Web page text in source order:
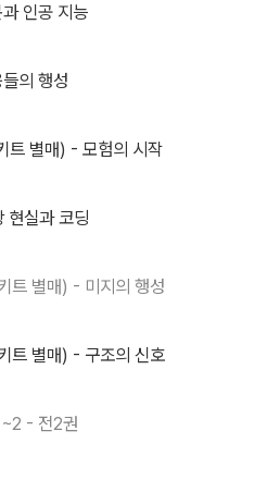
인공 지능
의 행성
트 별매) - 모험의 시작
현실과 코딩
트 별매) - 미지의 행성
트 별매) - 구조의 신호
- 전2권